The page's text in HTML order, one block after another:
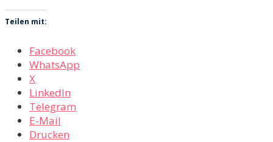
Teilen mit:
Facebook
WhatsApp
X
LinkedIn
Telegram
E-Mail
Drucken